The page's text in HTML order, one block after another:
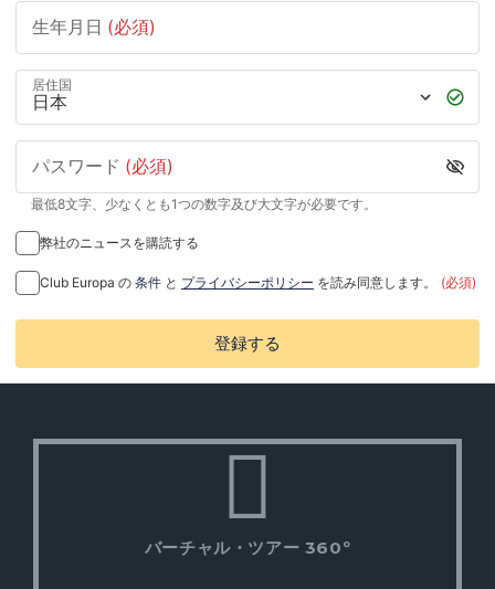
生年月日 (必須)
居住国
パスワード (必須)
最低8文字、少なくとも1つの数字及び大文字が必要です。
弊社のニュースを購読する
Club Europa の 条件 と プライバシーポリシー を読み同意します。 (必須)
登録する
バーチャル・ツアー 360º